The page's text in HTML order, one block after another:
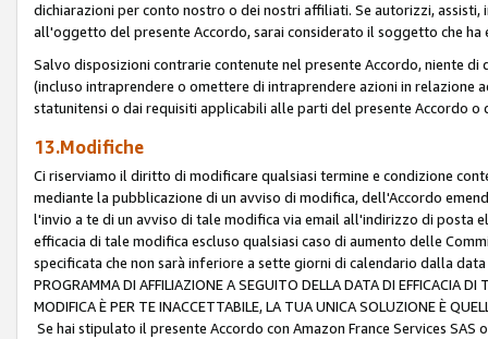
dichiarazioni per conto nostro o dei nostri affiliati. Se autorizzi,
all'oggetto del presente Accordo, sarai considerato il soggetto che
Salvo disposizioni contrarie contenute nel presente Accordo, niente
(incluso intraprendere o omettere di intraprendere azioni in relazione
statunitensi o dai requisiti applicabili alle parti del presente Accordo o
13.Modifiche
Ci riserviamo il diritto di modificare qualsiasi termine e condizione
mediante la pubblicazione di un avviso di modifica, dell'Accordo
l'invio a te di un avviso di tale modifica via email all'indirizzo di
efficacia di tale modifica escluso qualsiasi caso di aumento delle
specificata che non sarà inferiore a sette giorni di calendario dalla data
PROGRAMMA DI AFFILIAZIONE A SEGUITO DELLA DATA DI EFFICACIA
MODIFICA È PER TE INACCETTABILE, LA TUA UNICA SOLUZIONE È
Se hai stipulato il presente Accordo con Amazon France Services